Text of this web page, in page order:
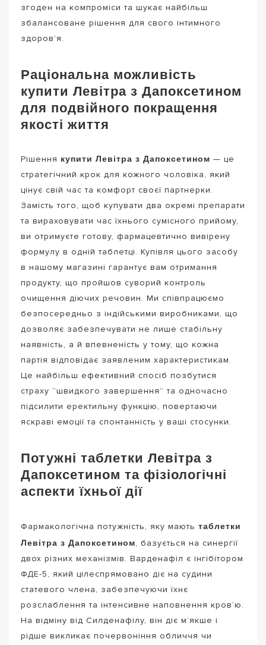
згоден на компроміси та шукає найбільш
збалансоване рішення для свого інтимного
здоров’я.
Раціональна можливість
купити Левітра з Дапоксетином
для подвійного покращення
якості життя
Рішення купити Левітра з Дапоксетином — це
стратегічний крок для кожного чоловіка, який
цінує свій час та комфорт своєї партнерки.
Замість того, щоб купувати два окремі препарати
та вираховувати час їхнього сумісного прийому,
ви отримуєте готову, фармацевтично вивірену
формулу в одній таблетці. Купівля цього засобу
в нашому магазині гарантує вам отримання
продукту, що пройшов суворий контроль
очищення діючих речовин. Ми співпрацюємо
безпосередньо з індійськими виробниками, що
дозволяє забезпечувати не лише стабільну
наявність, а й впевненість у тому, що кожна
партія відповідає заявленим характеристикам.
Це найбільш ефективний спосіб позбутися
страху “швидкого завершення” та одночасно
підсилити еректильну функцію, повертаючи
яскраві емоції та спонтанність у ваші стосунки.
Потужні таблетки Левітра з
Дапоксетином та фізіологічні
аспекти їхньої дії
Фармакологічна потужність, яку мають таблетки
Левітра з Дапоксетином, базується на синергії
двох різних механізмів. Варденафіл є інгібітором
ФДЕ-5, який цілеспрямовано діє на судини
статевого члена, забезпечуючи їхнє
розслаблення та інтенсивне наповнення кров’ю.
На відміну від Силденафілу, він діє м’якше і
рідше викликає почервоніння обличчя чи